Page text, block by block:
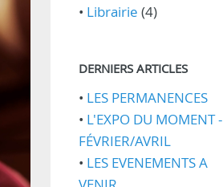
• Librairie (4)
DERNIERS ARTICLES
• LES PERMANENCES
• L'EXPO DU MOMENT -
FÉVRIER/AVRIL
• LES EVENEMENTS A